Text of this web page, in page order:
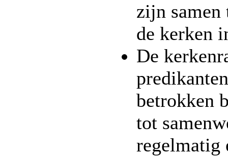
zijn samen
de kerken
De
betrokken
tot
regelmatig